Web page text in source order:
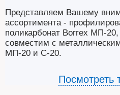
Представляем Вашему
ассортимента -
поликарбонат Borrex МП-
совместим с
МП-20 и С-20.
Посмотреть